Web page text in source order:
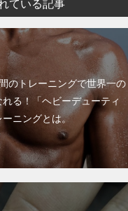
ている記事
のトレーニングで世界一の
る！「ヘビーデューティ
ーニングとは。